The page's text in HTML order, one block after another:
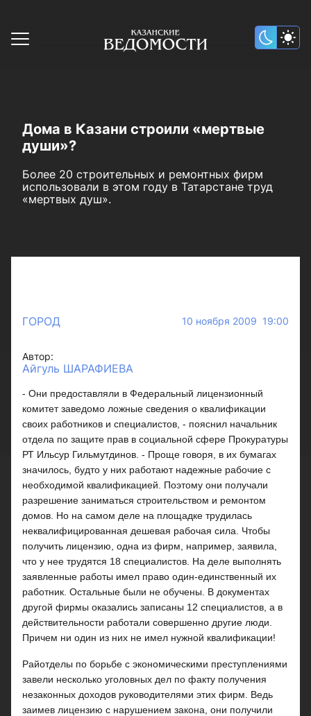
Дома в Казани строили «мертвые
души»?
Более 20 строительных и ремонтных фирм
использовали в этом году в Татарстане труд
«мертвых душ».
ГОРОД 10 ноября 2009 19:00
Автор:
Айгуль ШАРАФИЕВА
- Они предоставляли в Федеральный лицензионный
комитет заведомо ложные сведения о квалификации
своих работников и специалистов, - пояснил начальник
отдела по защите прав в социальной сфере Прокуратуры
РТ Ильсур Гильмутдинов. - Проще говоря, в их бумагах
значилось, будто у них работают надежные рабочие с
необходимой квалификацией. Поэтому они получали
разрешение заниматься строительством и ремонтом
домов. Но на самом деле на площадке трудилась
неквалифицированная дешевая рабочая сила. Чтобы
получить лицензию, одна из фирм, например, заявила,
что у нее трудятся 18 специалистов. На деле выполнять
заявленные работы имел право один-единственный их
работник. Остальные были не обучены. В документах
другой фирмы оказались записаны 12 специалистов, а в
действительности работали совершенно другие люди.
Причем ни один из них не имел нужной квалификации!
Райотделы по борьбе с экономическими преступлениями
завели несколько уголовных дел по факту получения
незаконных доходов руководителями этих фирм. Ведь
заимев лицензию с нарушением закона, они получили